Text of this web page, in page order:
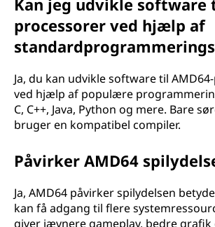
Kan jeg udvikle software
processorer ved hjælp af
Ja, du kan udvikle software til
ved hjælp af populære
C, C++, Java, Python og mere. Bare
bruger en kompatibel compiler.
Påvirker AMD64
Ja, AMD64 påvirker spilydelsen
kan få adgang til flere
giver jævnere gameplay, bedre